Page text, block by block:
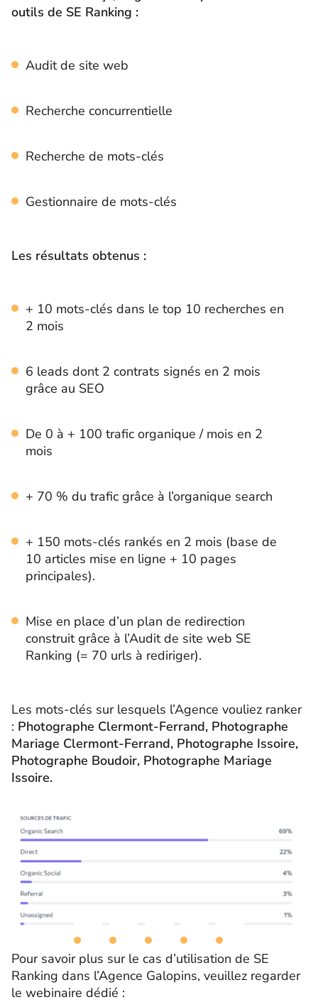
outils de SE Ranking :
Audit de site web
Recherche concurrentielle
Recherche de mots-clés
Gestionnaire de mots-clés
Les résultats obtenus :
+ 10 mots-clés dans le top 10 recherches en
2 mois
6 leads dont 2 contrats signés en 2 mois
grâce au SEO
De 0 à + 100 trafic organique / mois en 2
mois
+ 70 % du trafic grâce à l’organique search
+ 150 mots-clés rankés en 2 mois (base de
10 articles mise en ligne + 10 pages
principales).
Mise en place d’un plan de redirection
construit grâce à l’Audit de site web SE
Ranking (= 70 urls à rediriger).
Les mots-clés sur lesquels l’Agence vouliez ranker
: Photographe Clermont-Ferrand, Photographe
Mariage Clermont-Ferrand, Photographe Issoire,
Photographe Boudoir, Photographe Mariage
Issoire.
Pour savoir plus sur le cas d’utilisation de SE
Ranking dans l’Agence Galopins, veuillez regarder
le webinaire dédié :